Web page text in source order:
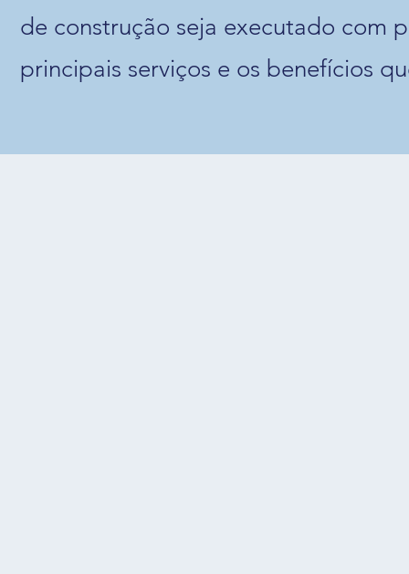
de construção seja executado com
principais serviços e os benefícios